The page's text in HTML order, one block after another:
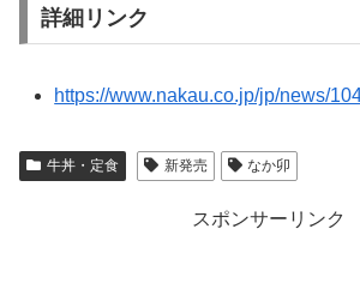
詳細リンク
https://www.nakau.co.jp/jp/news/
牛丼・定食 新発売 なか卯
スポンサーリンク